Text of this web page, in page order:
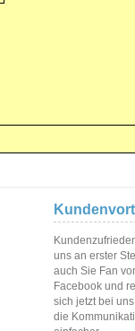
uns an erster
auch Sie Fan
Facebook und
sich jetzt bei
die